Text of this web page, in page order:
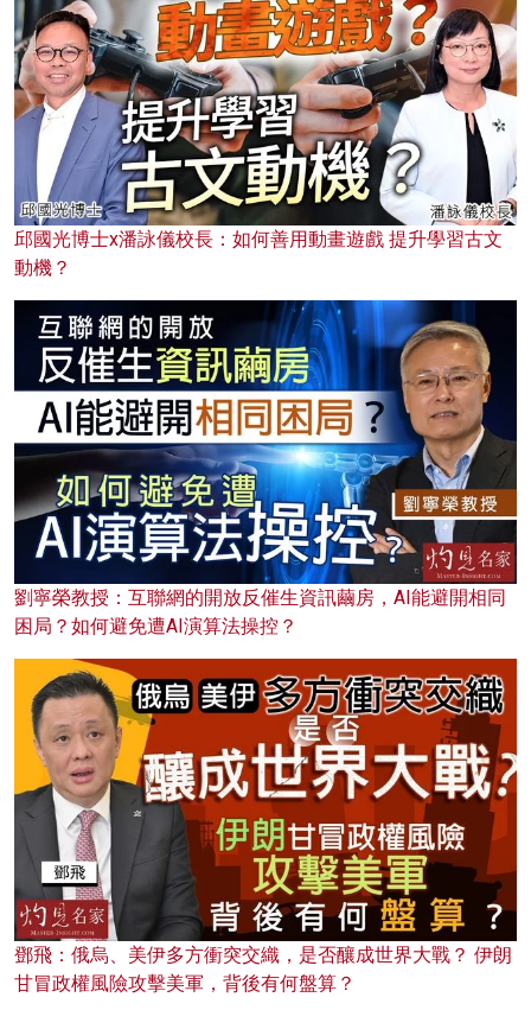
邱國光博士x潘詠儀校長：如何善用動畫遊戲 提升學習古文
動機？
劉寧榮教授：互聯網的開放反催生資訊繭房，AI能避開相同
困局？如何避免遭AI演算法操控？
鄧飛：俄烏、美伊多方衝突交織，是否釀成世界大戰？ 伊朗
甘冒政權風險攻擊美軍，背後有何盤算？